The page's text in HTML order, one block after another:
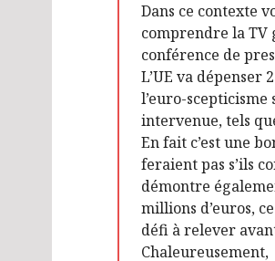
Dans ce contexte
comprendre la TV
conférence de
L’UE va dépenser
l’euro-scepticisme
intervenue, tels
En fait c’est une
feraient pas s’ils
démontre
millions d’euros,
défi à relever
Chaleureusement,